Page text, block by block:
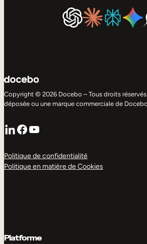
Copyright © 2026 Docebo – Tous droits
déposée ou une marque commerciale de
LinkedIn
Facebook
YouTube
Politique de confidentialité
Politique en matière de Cookies
Platforme